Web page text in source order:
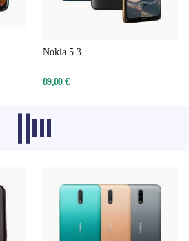
Nokia 5.3
89,00 €
dans d'autres
se chargent pas pour le